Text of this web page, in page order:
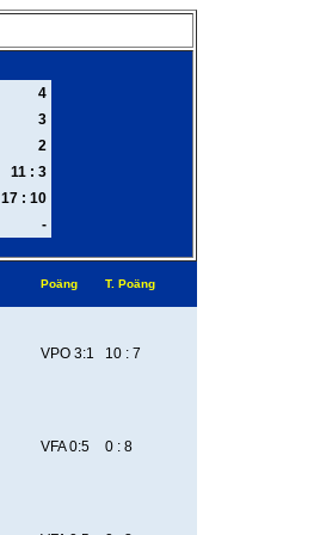
4
3
2
11 : 3
17 : 10
-
Poäng T. Poäng
VPO 3:1 10 : 7
VFA 0:5 0 : 8